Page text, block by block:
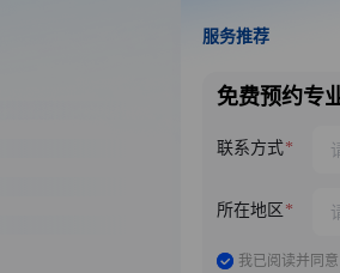
服务推荐
免费预约专
联系方式
所在地区
我已阅读并同意